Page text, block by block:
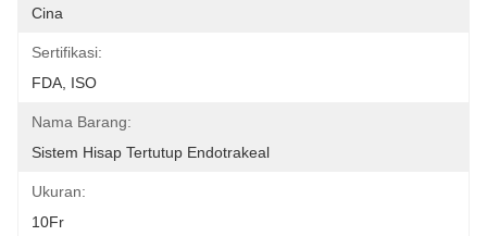
Cina
Sertifikasi:
FDA, ISO
Nama Barang:
Sistem Hisap Tertutup Endotrakeal
Ukuran:
10Fr